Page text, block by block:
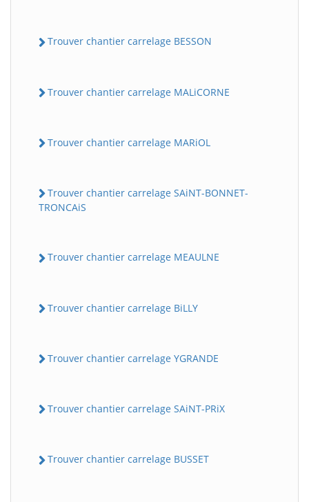
Trouver chantier carrelage BESSON
Trouver chantier carrelage MALiCORNE
Trouver chantier carrelage MARiOL
Trouver chantier carrelage SAiNT-BONNET-
TRONCAiS
Trouver chantier carrelage MEAULNE
Trouver chantier carrelage BiLLY
Trouver chantier carrelage YGRANDE
Trouver chantier carrelage SAiNT-PRiX
Trouver chantier carrelage BUSSET